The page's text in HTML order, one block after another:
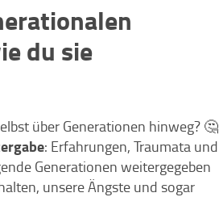
du sie
über Generationen hinweg? 🤔
: Erfahrungen, Traumata und
Generationen weitergegeben
unsere Ängste und sogar